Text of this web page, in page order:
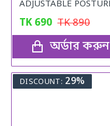
TK 690 TK890
অর্ডার করুন
DISCOUNT: 29%